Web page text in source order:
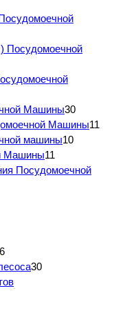
Посудомоечной
Машины30
Машины11
машины10
Машины11
Посудомоечной
30